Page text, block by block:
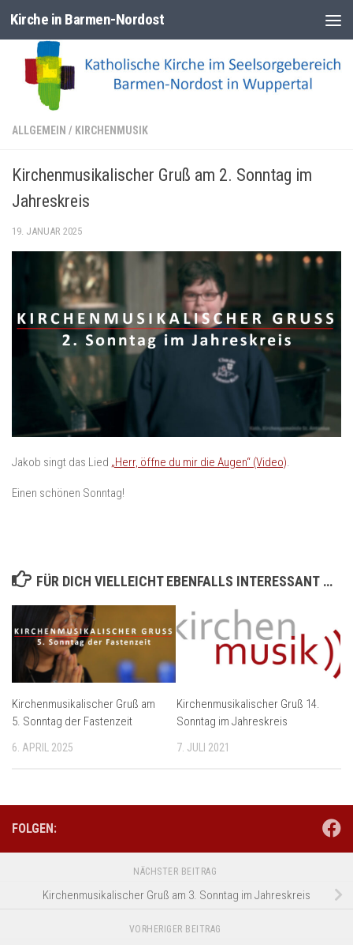
Zum Inhalt springen
Kirche in Barmen-Nordost
ALLGEMEIN / KIRCHENMUSIK
Kirchenmusikalischer Gruß am 2. Sonntag im
Jahreskreis
19. JANUAR 2025
Jakob singt das Lied „Herr, öffne du mir die Augen“ (Video).
Einen schönen Sonntag!
FÜR DICH VIELLEICHT EBENFALLS INTERESSANT …
Kirchenmusikalischer Gruß am
5. Sonntag der Fastenzeit
6. APRIL 2025
Kirchenmusikalischer Gruß 14.
Sonntag im Jahreskreis
7. JULI 2021
FOLGEN:
NÄCHSTER BEITRAG
Kirchenmusikalischer Gruß am 3. Sonntag im Jahreskreis
VORHERIGER BEITRAG